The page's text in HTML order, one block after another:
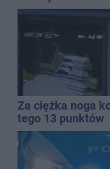
Za ciężka noga
tego 13 punktów